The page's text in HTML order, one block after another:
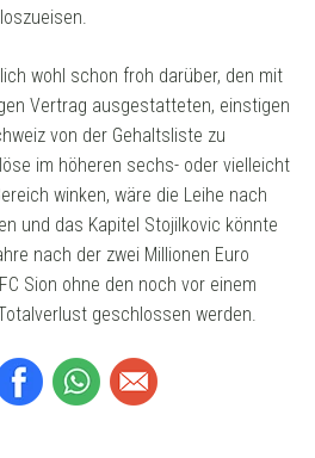
wohl schon froh darüber, den mit
Vertrag ausgestatteten, einstigen
von der Gehaltsliste zu
im höheren sechs- oder vielleicht
winken, wäre die Leihe nach
und das Kapitel Stojilkovic könnte
nach der zwei Millionen Euro
Sion ohne den noch vor einem
geschlossen werden.